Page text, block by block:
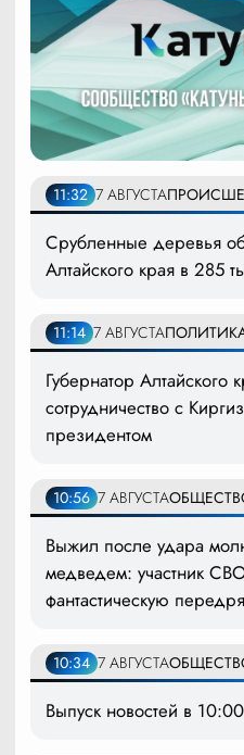
11:32 7 АВГУСТА
Срубленные деревья
Алтайского края в 285
11:14 7 АВГУСТА
Губернатор Алтайского
сотрудничество с
президентом
10:56 7 АВГУСТА
Выжил после удара
медведем: участник
фантастическую
10:34 7 АВГУСТА
Выпуск новостей в